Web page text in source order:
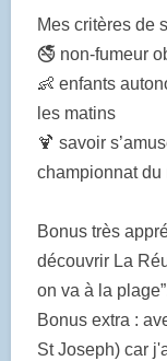
Mes critères de
🚭 non-fumeur
👶 enfants
les matins
🍹 savoir
championnat du
Bonus très
découvrir La
on va à la
Bonus extra :
St Joseph) car